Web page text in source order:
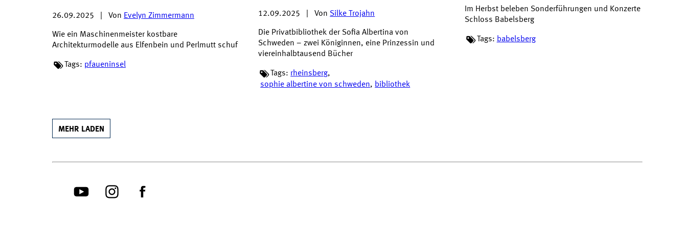
26.09.2025 Von Evelyn Zimmermann
Wie ein Maschinenmeister kostbare
Architekturmodelle aus Elfenbein und Perlmutt schuf
Tags: pfaueninsel
12.09.2025 Von Silke Trojahn
Die Privatbibliothek der Sofia Albertina von
Schweden – zwei Königinnen, eine Prinzessin und
viereinhalbtausend Bücher
Tags: rheinsberg,
sophie albertine von schweden, bibliothek
Im Herbst beleben Sonderführungen und Konzerte
Schloss Babelsberg
Tags: babelsberg
MEHR LADEN